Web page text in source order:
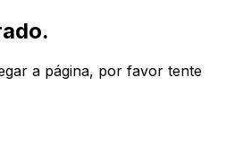
a página, por favor tente